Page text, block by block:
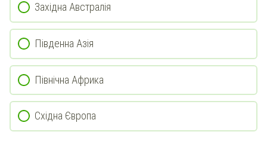
Західна Австралія
Південна Азія
Північна Африка
Східна Європа